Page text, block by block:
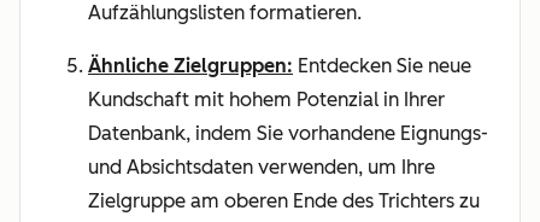
Aufzählungslisten formatieren.
Ähnliche Zielgruppen: Entdecken Sie neue
Kundschaft mit hohem Potenzial in Ihrer
Datenbank, indem Sie vorhandene Eignungs-
und Absichtsdaten verwenden, um Ihre
Zielgruppe am oberen Ende des Trichters zu